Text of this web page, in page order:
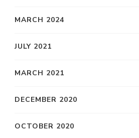
MARCH 2024
JULY 2021
MARCH 2021
DECEMBER 2020
OCTOBER 2020